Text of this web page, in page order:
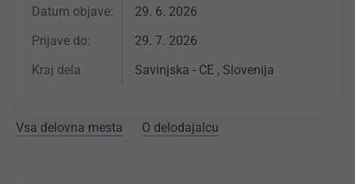
Datum objave:
29. 6. 2026
Prijave do:
29. 7. 2026
Kraj dela
Savinjska - CE , Slovenija
Vsa delovna mesta O delodajalcu